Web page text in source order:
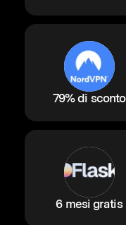
79% di sconto
6 mesi gratis